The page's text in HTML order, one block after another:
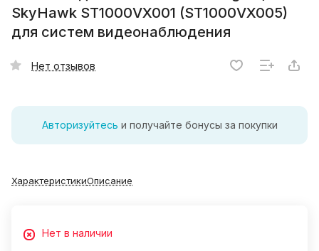
SkyHawk ST1000VX001 (ST1000VX005)
для систем видеонаблюдения
Нет отзывов
Авторизуйтесь и получайте бонусы за покупки
ХарактеристикиОписание
Нет в наличии